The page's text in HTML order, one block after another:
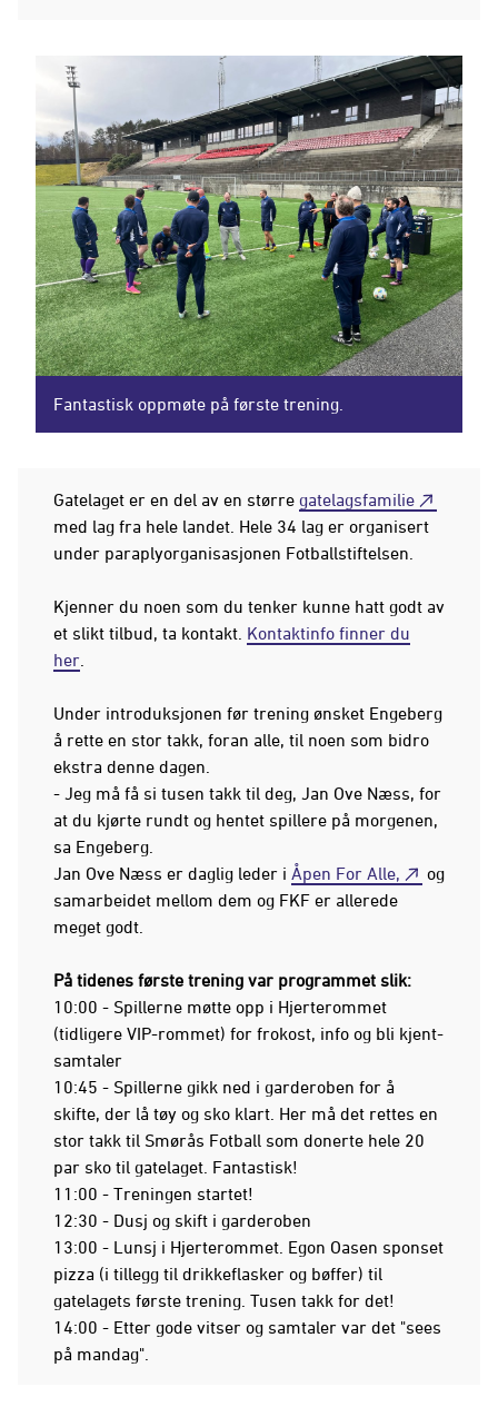
Fantastisk oppmøte på første trening.
Gatelaget er en del av en større gatelagsfamilie
med lag fra hele landet. Hele 34 lag er organisert
under paraplyorganisasjonen Fotballstiftelsen.
Kjenner du noen som du tenker kunne hatt godt av
et slikt tilbud, ta kontakt. Kontaktinfo finner du
her
Under introduksjonen før trening ønsket Engeberg
å rette en stor takk, foran alle, til noen som bidro
ekstra denne dagen.
- Jeg må få si tusen takk til deg, Jan Ove Næss, for
at du kjørte rundt og hentet spillere på morgenen,
sa Engeberg.
Jan Ove Næss er daglig leder i Åpen For Alle,
og
samarbeidet mellom dem og FKF er allerede
meget godt.
På tidenes første trening var programmet slik:
10:00 - Spillerne møtte opp i Hjerterommet
(tidligere VIP-rommet) for frokost, info og bli kjent-
samtaler
10:45 - Spillerne gikk ned i garderoben for å
skifte, der lå tøy og sko klart. Her må det rettes en
stor takk til Smørås Fotball som donerte hele 20
par sko til gatelaget. Fantastisk!
11:00 - Treningen startet!
12:30 - Dusj og skift i garderoben
13:00 - Lunsj i Hjerterommet. Egon Oasen sponset
pizza (i tillegg til drikkeflasker og bøffer) til
gatelagets første trening. Tusen takk for det!
14:00 - Etter gode vitser og samtaler var det "sees
på mandag".